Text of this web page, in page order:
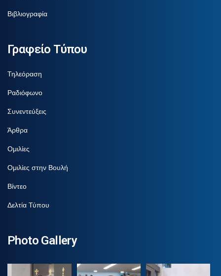
Βιβλιογραφία
Γραφείο Τύπου
Τηλεόραση
Ραδιόφωνο
Συνεντεύξεις
Άρθρα
Ομιλίες
Ομιλίες στην Βουλή
Βίντεο
Δελτία Τύπου
Photo Gallery